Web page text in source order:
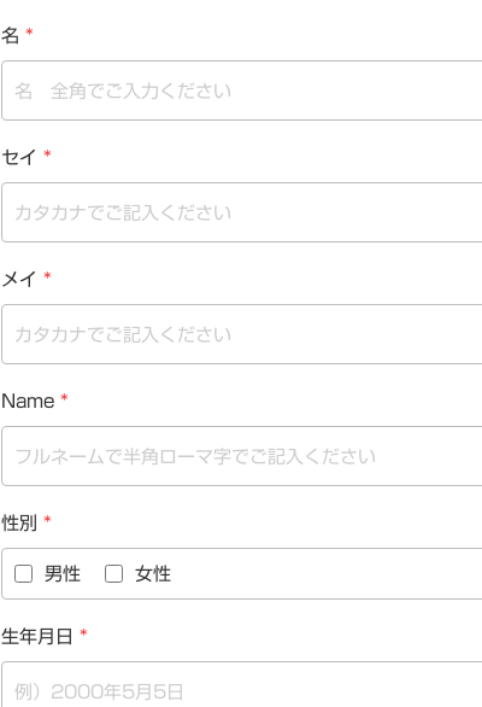
名 *
セイ *
メイ *
Name*
性別 *
男性
女性
生年月日 *